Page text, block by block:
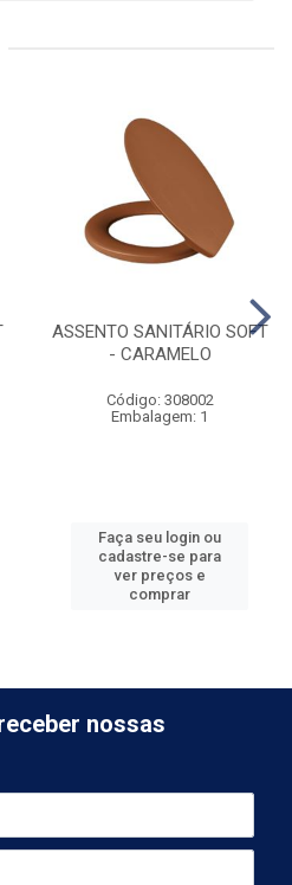
ASSENTO SANITÁRIO SOFT
- CARAMELO
Código: 308002
Embalagem: 1
Faça seu login ou
cadastre-se para
ver preços e
comprar
nossas